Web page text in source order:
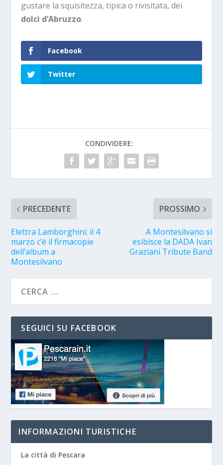
gustare la squisitezza, tipica o rivisitata, dei
dolci d’Abruzzo.
Facebook
Twitter
CONDIVIDERE:
PRECEDENTE
Elettra Lamborghini: il 4
marzo c’è il firmacopie
dell’album a
Montesilvano
PROSSIMO
A Montesilvano si
esibisce la DADA Ivan
Graziani Tribute Band
SEGUICI SU FACEBOOK
INFORMAZIONI TURISTICHE
La città di Pescara